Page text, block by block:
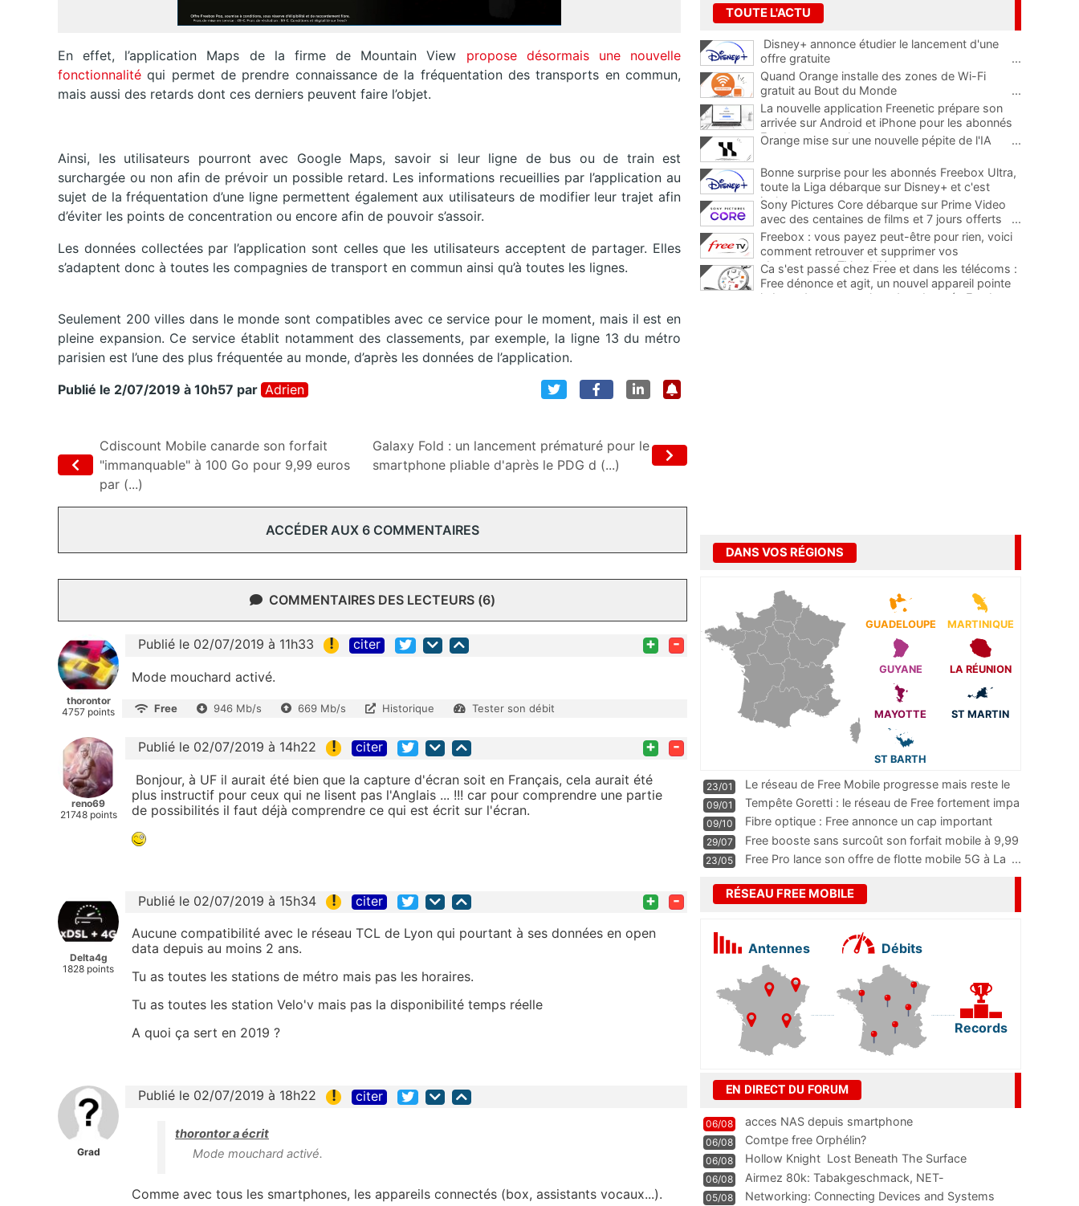
En effet, l’application Maps de la firme de Mountain View propose désormais une nouvelle
fonctionnalité qui permet de prendre connaissance de la fréquentation des transports en commun,
mais aussi des retards dont ces derniers peuvent faire l’objet.
Ainsi, les utilisateurs pourront avec Google Maps, savoir si leur ligne de bus ou de train est
surchargée ou non afin de prévoir un possible retard. Les informations recueillies par l’application au
sujet de la fréquentation d’une ligne permettent également aux utilisateurs de modifier leur trajet afin
d’éviter les points de concentration ou encore afin de pouvoir s’assoir.
Les données collectées par l’application sont celles que les utilisateurs acceptent de partager. Elles
s’adaptent donc à toutes les compagnies de transport en commun ainsi qu’à toutes les lignes.
Seulement 200 villes dans le monde sont compatibles avec ce service pour le moment, mais il est en
pleine expansion. Ce service établit notamment des classements, par exemple, la ligne 13 du métro
parisien est l’une des plus fréquentée au monde, d’après les données de l’application.
Publié le 2/07/2019 à 10h57 par Adrien
Cdiscount Mobile canarde son forfait
"immanquable" à 100 Go pour 9,99 euros
par (...)
Galaxy Fold : un lancement prématuré pour le
smartphone pliable d'après le PDG d (...)
ACCÉDER AUX 6 COMMENTAIRES
COMMENTAIRES DES LECTEURS (6)
thorontor
4757 points
Publié le 02/07/2019 à 11h33 ! citer + -
Mode mouchard activé.
Free 946 Mb/s 669 Mb/s Historique Tester son débit
reno69
21748 points
Publié le 02/07/2019 à 14h22 ! citer + -
Bonjour, à UF il aurait été bien que la capture d'écran soit en Français, cela aurait été
plus instructif pour ceux qui ne lisent pas l'Anglais ... !!! car pour comprendre une partie
de possibilités il faut déjà comprendre ce qui est écrit sur l'écran.
Delta4g
1828 points
Publié le 02/07/2019 à 15h34 ! citer + -
Aucune compatibilité avec le réseau TCL de Lyon qui pourtant à ses données en open
data depuis au moins 2 ans.
Tu as toutes les stations de métro mais pas les horaires.
Tu as toutes les station Velo'v mais pas la disponibilité temps réelle
A quoi ça sert en 2019 ?
Grad
Publié le 02/07/2019 à 18h22 ! citer
thorontor a écrit
Mode mouchard activé.
Comme avec tous les smartphones, les appareils connectés (box, assistants vocaux...).
TOUTE L'ACTU
Disney+ annonce étudier le lancement d'une
offre gratuite
...
Quand Orange installe des zones de Wi-Fi
gratuit au Bout du Monde
...
La nouvelle application Freenetic prépare son
arrivée sur Android et iPhone pour les abonnés
Freebox, testez la
Orange mise sur une nouvelle pépite de l'IA ...
Bonne surprise pour les abonnés Freebox Ultra,
toute la Liga débarque sur Disney+ et c'est
inclus
Sony Pictures Core débarque sur Prime Video
avec des centaines de films et 7 jours offerts
...
Freebox : vous payez peut-être pour rien, voici
comment retrouver et supprimer vos
abonnements TV oubliés
...
Ca s'est passé chez Free et dans les télécoms :
Free dénonce et agit, un nouvel appareil pointe
le bout de son nez chez des abonnés Freebox...
DANS VOS RÉGIONS
GUADELOUPE MARTINIQUE
GUYANE LA RÉUNION
MAYOTTE ST MARTIN
ST BARTH
23/01
Le réseau de Free Mobile progresse mais reste le
m
...
09/01
Tempête Goretti : le réseau de Free fortement impa
09/10
Fibre optique : Free annonce un cap important
pass
...
29/07
Free booste sans surcoût son forfait mobile à 9,99
23/05 Free Pro lance son offre de flotte mobile 5G à La ...
RÉSEAU FREE MOBILE
Antennes Débits
Records
EN DIRECT DU FORUM
06/08 acces NAS depuis smartphone
06/08 Comtpe free Orphélin?
06/08 Hollow Knight  Lost Beneath The Surface
06/08
Airmez 80k: Tabakgeschmack, NET-
Technologie und Leistung im
05/08 Networking: Connecting Devices and Systems